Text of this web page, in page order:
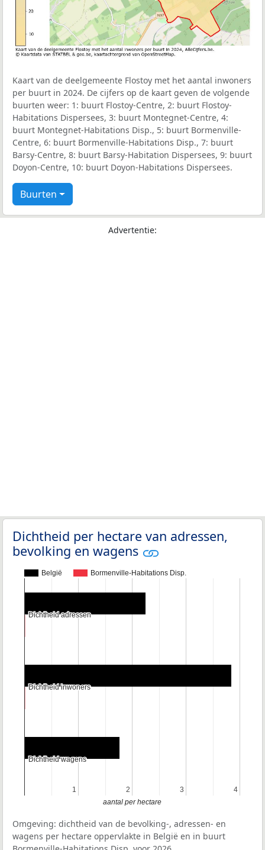
Kaart van de deelgemeente Flostoy met het aantal inwoners
per buurt in 2024. De cijfers op de kaart geven de volgende
buurten weer: 1: buurt Flostoy-Centre, 2: buurt Flostoy-
Habitations Dispersees, 3: buurt Montegnet-Centre, 4:
buurt Montegnet-Habitations Disp., 5: buurt Bormenville-
Centre, 6: buurt Bormenville-Habitations Disp., 7: buurt
Barsy-Centre, 8: buurt Barsy-Habitation Dispersees, 9: buurt
Doyon-Centre, 10: buurt Doyon-Habitations Dispersees.
Buurten
Advertentie:
Dichtheid per hectare van adressen,
bevolking en wagens
België Bormenville-Habitations Disp.
1
1 2
2 3
3 4
4
Dichtheid adressen
Dichtheid adressen
Dichtheid inwoners
Dichtheid inwoners
Dichtheid wagens
Dichtheid wagens
aantal per hectare
Omgeving: dichtheid van de bevolking-, adressen- en
wagens per hectare oppervlakte in België en in buurt